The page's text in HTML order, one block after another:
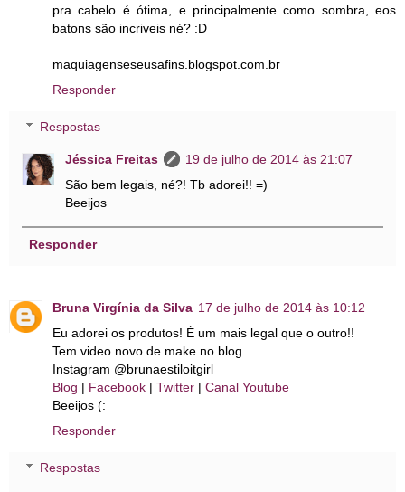
pra cabelo é ótima, e principalmente como sombra, eos
batons são incriveis né? :D
maquiagenseseusafins.blogspot.com.br
Responder
Respostas
Jéssica Freitas
19 de julho de 2014 às 21:07
São bem legais, né?! Tb adorei!! =)
Beeijos
Responder
Bruna Virgínia da Silva 17 de julho de 2014 às 10:12
Eu adorei os produtos! É um mais legal que o outro!!
Tem video novo de make no blog
Instagram @brunaestiloitgirl
Blog | Facebook | Twitter | Canal Youtube
Beeijos (:
Responder
Respostas